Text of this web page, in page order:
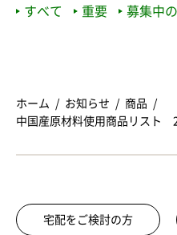
すべて 重要 募集中
ホーム お知らせ
商品
中国産原材料使用商品リスト
宅配をご検討の方